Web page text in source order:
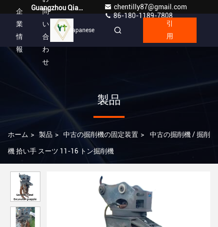
Guangzhou Qianyuan Construction Machinery Co,.LTD
chentilly87@gmail.com
86-180-1189-7808
企
業
情
報
問
い
合
わ
せ
Japanese
引
用
製品
ホーム > 製品 > 中古の掘削機の固定装置 > 中古の掘削機 / 掘削
機 拾い手 スーツ 11-16 トン掘削機